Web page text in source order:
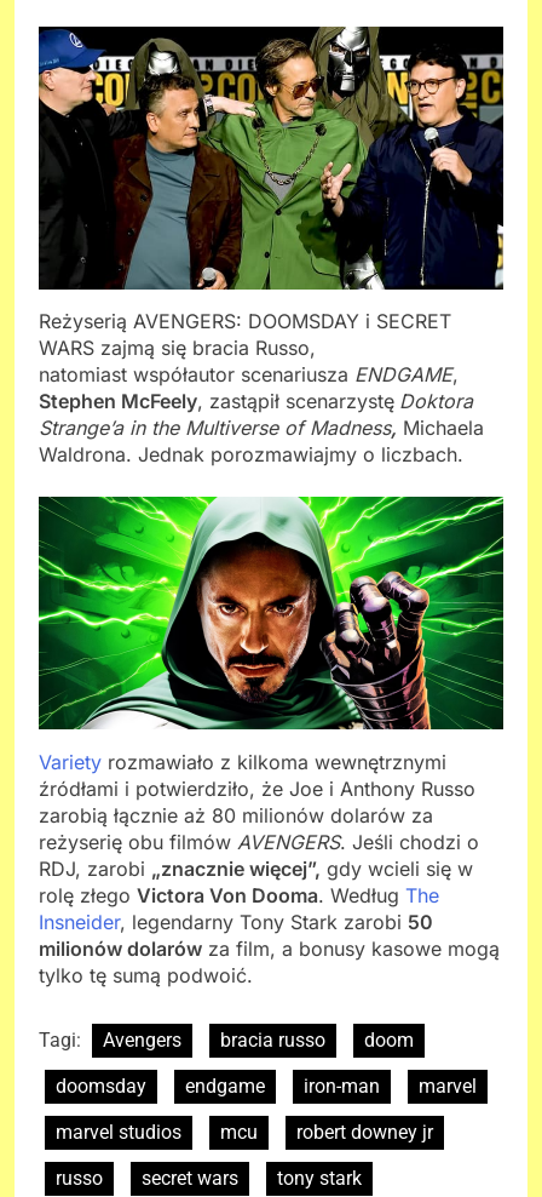
Reżyserią AVENGERS: DOOMSDAY i SECRET
WARS zajmą się bracia Russo,
natomiast współautor scenariusza ENDGAME,
Stephen McFeely, zastąpił scenarzystę Doktora
Strange’a in the Multiverse of Madness, Michaela
Waldrona. Jednak porozmawiajmy o liczbach.
Variety rozmawiało z kilkoma wewnętrznymi
źródłami i potwierdziło, że Joe i Anthony Russo
zarobią łącznie aż 80 milionów dolarów za
reżyserię obu filmów AVENGERS. Jeśli chodzi o
RDJ, zarobi „znacznie więcej”, gdy wcieli się w
rolę złego Victora Von Dooma. Według The
Insneider, legendarny Tony Stark zarobi 50
milionów dolarów za film, a bonusy kasowe mogą
tylko tę sumą podwoić.
Tagi: Avengers bracia russo
doom
doomsday
endgame iron-man
marvel
marvel studios
mcu
robert downey jr
russo
secret wars tony stark